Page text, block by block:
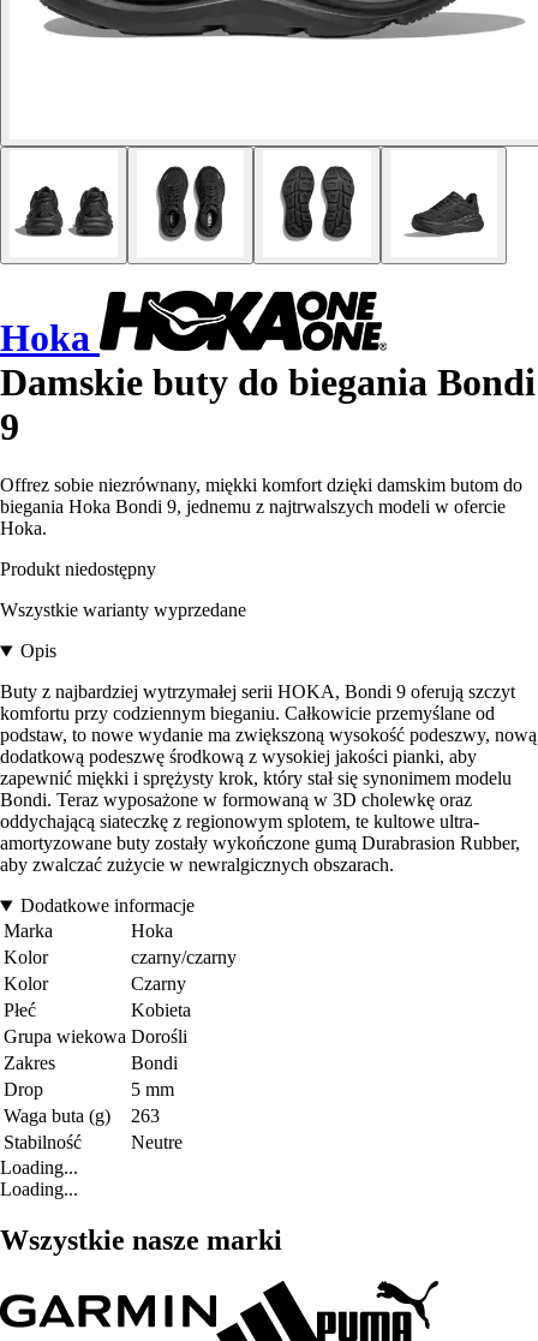
Hoka
Damskie buty do biegania Bondi
9
Offrez sobie niezrównany, miękki komfort dzięki damskim butom do
biegania Hoka Bondi 9, jednemu z najtrwalszych modeli w ofercie
Hoka.
Produkt niedostępny
Wszystkie warianty wyprzedane
Opis
Buty z najbardziej wytrzymałej serii HOKA, Bondi 9 oferują szczyt
komfortu przy codziennym bieganiu. Całkowicie przemyślane od
podstaw, to nowe wydanie ma zwiększoną wysokość podeszwy, nową
dodatkową podeszwę środkową z wysokiej jakości pianki, aby
zapewnić miękki i sprężysty krok, który stał się synonimem modelu
Bondi. Teraz wyposażone w formowaną w 3D cholewkę oraz
oddychającą siateczkę z regionowym splotem, te kultowe ultra-
amortyzowane buty zostały wykończone gumą Durabrasion Rubber,
aby zwalczać zużycie w newralgicznych obszarach.
Dodatkowe informacje
Marka
Hoka
Kolor
czarny/czarny
Kolor
Czarny
Płeć
Kobieta
Grupa wiekowa Dorośli
Zakres
Bondi
Drop
5 mm
Waga buta (g)
263
Stabilność
Neutre
Loading...
Loading...
Wszystkie nasze marki